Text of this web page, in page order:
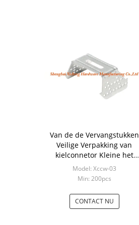
Van de de Vervangstukken
Veilige Verpakking van
kielconnetor Kleine het
Kanaal Gezamenlijke Delen
Model: Xccw-03
Min: 200pcs
CONTACT NU